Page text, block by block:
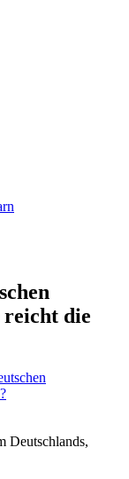
reicht die
Deutschlands,